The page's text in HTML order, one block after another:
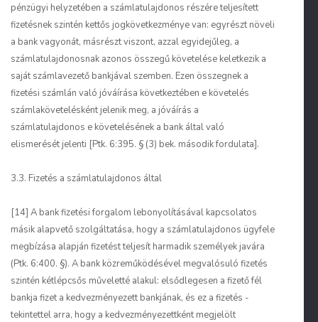
pénzügyi helyzetében a számlatulajdonos részére teljesített
fizetésnek szintén kettős jogkövetkezménye van: egyrészt növeli
a bank vagyonát, másrészt viszont, azzal egyidejűleg, a
számlatulajdonosnak azonos összegű követelése keletkezik a
saját számlavezető bankjával szemben. Ezen összegnek a
fizetési számlán való jóváírása következtében e követelés
számlakövetelésként jelenik meg, a jóváírás a
számlatulajdonos e követelésének a bank által való
elismerését jelenti [Ptk. 6:395. § (3) bek. második fordulata].
3.3. Fizetés a számlatulajdonos által
[14] A bank fizetési forgalom lebonyolításával kapcsolatos
másik alapvető szolgáltatása, hogy a számlatulajdonos ügyfele
megbízása alapján fizetést teljesít harmadik személyek javára
(Ptk. 6:400. §). A bank közreműködésével megvalósuló fizetés
szintén kétlépcsős műveletté alakul: elsődlegesen a fizető fél
bankja fizet a kedvezményezett bankjának, és ez a fizetés -
tekintettel arra, hogy a kedvezményezettként megjelölt